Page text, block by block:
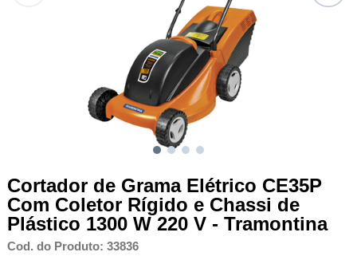
Cortador de Grama Elétrico CE35P
Com Coletor Rígido e Chassi de
Plástico 1300 W 220 V - Tramontina
Cod. do Produto: 33836